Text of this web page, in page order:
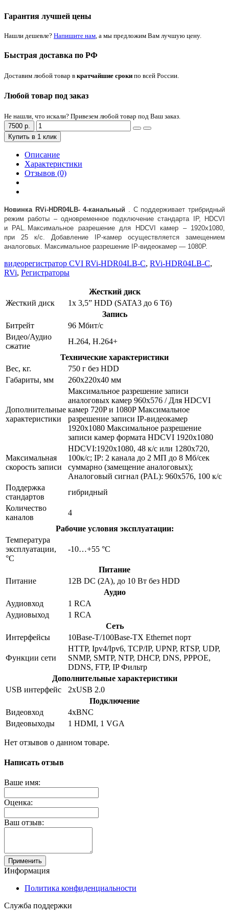
Гарантия лучшей цены
Нашли дешевле? Напишите нам , а мы предложим Вам лучшую цену.
Быстрая доставка по РФ
Доставим любой товар в кратчайшие сроки по всей России.
Любой товар под заказ
Не нашли, что искали? Привезем любой товар под Ваш заказ.
7500 р.
Купить в 1 клик
Описание
Характеристики
Отзывов (0)
Новинка RVi-HDR04LB- 4-канальный . C поддерживает трибридный
режим работы – одновременное подключение стандарта IP, HDCVI
и PAL. Максимальное разрешение для HDCVI камер – 1920х1080,
при 25 к/с. Добавление IP-камер осуществляется замещением
аналоговых. Максимальное разрешение IP-видеокамер — 1080P.
видеорегистратор СVI RVi-HDR04LB-C, RVi-HDR04LB-C,
RVi, Регистраторы
Жесткий диск
Жесткий диск
1x 3,5” HDD (SATA3 до 6 Тб)
Запись
Битрейт
96 Мбит/с
Видео/Аудио
сжатие
Н.264, Н.264+
Технические характеристики
Вес, кг.
750 г без HDD
Габариты, мм
260x220x40 мм
Дополнительные
характеристики
Максимальное разрешение записи
аналоговых камер 960x576 / Для HDCVI
камер 720P и 1080P Максимальное
разрешение записи IP-видеокамер
1920х1080 Максимальное разрешение
записи камер формата HDCVI 1920х1080
Максимальная
скорость записи
HDCVI:1920х1080, 48 к/с или 1280х720,
100к/с; IP: 2 канала до 2 МП до 8 Мб/сек
суммарно (замещение аналоговых);
Аналоговый сигнал (PAL): 960x576, 100 к/с
Поддержка
стандартов
гибридный
Количество
каналов
4
Рабочие условия эксплуатации:
Температура
эксплуатации,
°C
-10…+55 °C
Питание
Питание
12В DC (2А), до 10 Вт без HDD
Аудио
Аудиовход
1 RCA
Аудиовыход
1 RCA
Сеть
Интерфейсы
10Base-T/100Base-TX Ethernet порт
Функции сети
HTTP, Ipv4/Ipv6, TCP/IP, UPNP, RTSP, UDP,
SNMP, SMTP, NTP, DHCP, DNS, PPPOE,
DDNS, FTP, IP Фильтр
Дополнительные характеристики
USB интерфейс
2хUSB 2.0
Подключение
Видеовход
4хBNC
Видеовыходы
1 HDMI, 1 VGA
Нет отзывов о данном товаре.
Написать отзыв
Ваше имя:
Оценка:
Ваш отзыв:
Применить
Информация
Политика конфиденциальности
Служба поддержки